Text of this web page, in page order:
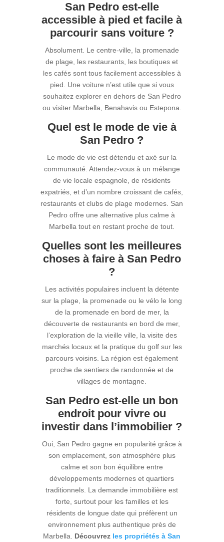
San Pedro est-elle
accessible à pied et facile à
parcourir sans voiture ?
Absolument. Le centre-ville, la promenade
de plage, les restaurants, les boutiques et
les cafés sont tous facilement accessibles à
pied. Une voiture n’est utile que si vous
souhaitez explorer en dehors de San Pedro
ou visiter Marbella, Benahavis ou Estepona.
Quel est le mode de vie à
San Pedro ?
Le mode de vie est détendu et axé sur la
communauté. Attendez-vous à un mélange
de vie locale espagnole, de résidents
expatriés, et d’un nombre croissant de cafés,
restaurants et clubs de plage modernes. San
Pedro offre une alternative plus calme à
Marbella tout en restant proche de tout.
Quelles sont les meilleures
choses à faire à San Pedro
?
Les activités populaires incluent la détente
sur la plage, la promenade ou le vélo le long
de la promenade en bord de mer, la
découverte de restaurants en bord de mer,
l’exploration de la vieille ville, la visite des
marchés locaux et la pratique du golf sur les
parcours voisins. La région est également
proche de sentiers de randonnée et de
villages de montagne.
San Pedro est-elle un bon
endroit pour vivre ou
investir dans l’immobilier ?
Oui, San Pedro gagne en popularité grâce à
son emplacement, son atmosphère plus
calme et son bon équilibre entre
développements modernes et quartiers
traditionnels. La demande immobilière est
forte, surtout pour les familles et les
résidents de longue date qui préfèrent un
environnement plus authentique près de
Marbella. Découvrez les propriétés à San